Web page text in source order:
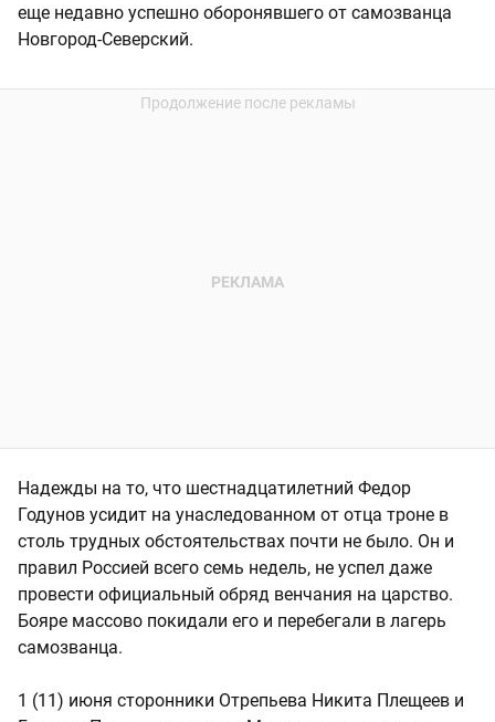
еще недавно успешно оборонявшего от самозванца
Новгород-Северский.
Надежды на то, что шестнадцатилетний Федор
Годунов усидит на унаследованном от отца троне в
столь трудных обстоятельствах почти не было. Он и
правил Россией всего семь недель, не успел даже
провести официальный обряд венчания на царство.
Бояре массово покидали его и перебегали в лагерь
самозванца.
1 (11) июня сторонники Отрепьева Никита Плещеев и